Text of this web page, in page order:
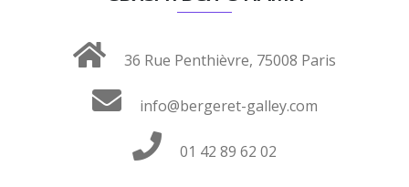
36 Rue Penthièvre, 75008 Paris
info@bergeret-galley.com
01 42 89 62 02